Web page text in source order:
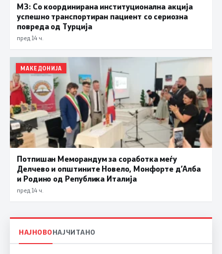
МЗ: Со координирана институционална акција
успешно транспортиран пациент со сериозна
повреда од Турција
пред 14 ч.
МАКЕДОНИЈА
Потпишан Меморандум за соработка меѓу
Делчево и општините Новело, Монфорте д’Алба
и Родино од Република Италија
пред 14 ч.
НАЈНОВОНАЈЧИТАНО